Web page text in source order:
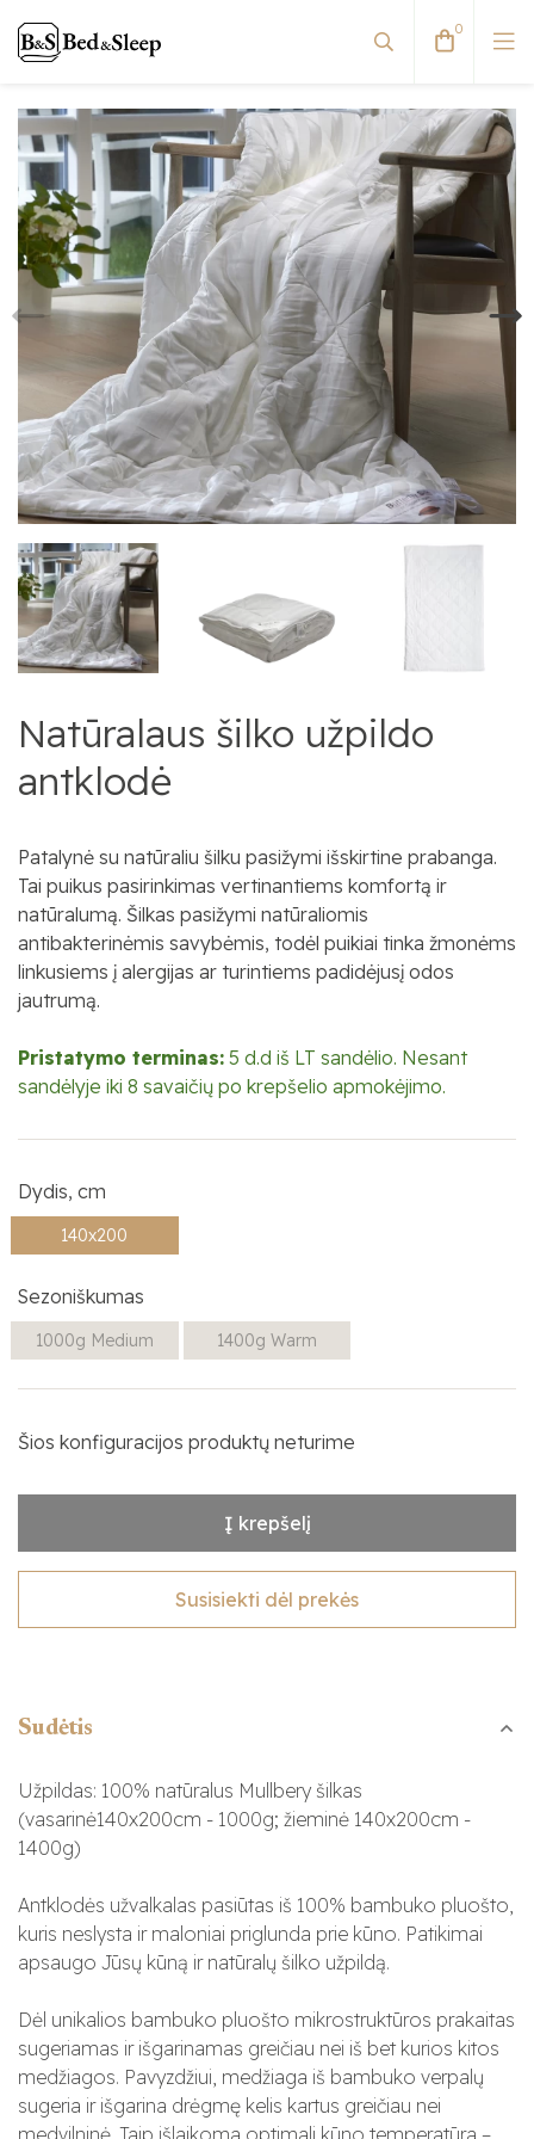
Dvigulės lovos
Reguliuojamos lovos
Viengulės / Sofos-lovos
0
Natūralaus šilko užpildo
antklodė
Patalynė su natūraliu šilku pasižymi išskirtine prabanga.
Tai puikus pasirinkimas vertinantiems komfortą ir
natūralumą. Šilkas pasižymi natūraliomis
antibakterinėmis savybėmis, todėl puikiai tinka žmonėms
linkusiems į alergijas ar turintiems padidėjusį odos
jautrumą.
Pristatymo terminas: 5 d.d iš LT sandėlio. Nesant
sandėlyje iki 8 savaičių po krepšelio apmokėjimo.
Dydis, cm
140x200
Sezoniškumas
1000g Medium 1400g Warm
Šios konfiguracijos produktų neturime
Į krepšelį
Susisiekti dėl prekės
Sudėtis
Užpildas: 100% natūralus Mullbery šilkas
(vasarinė140x200cm - 1000g; žieminė 140x200cm -
1400g)
Antklodės užvalkalas pasiūtas iš 100% bambuko pluošto,
kuris neslysta ir maloniai priglunda prie kūno. Patikimai
apsaugo Jūsų kūną ir natūralų šilko užpildą.
Dėl unikalios bambuko pluošto mikrostruktūros prakaitas
sugeriamas ir išgarinamas greičiau nei iš bet kurios kitos
medžiagos. Pavyzdžiui, medžiaga iš bambuko verpalų
sugeria ir išgarina drėgmę kelis kartus greičiau nei